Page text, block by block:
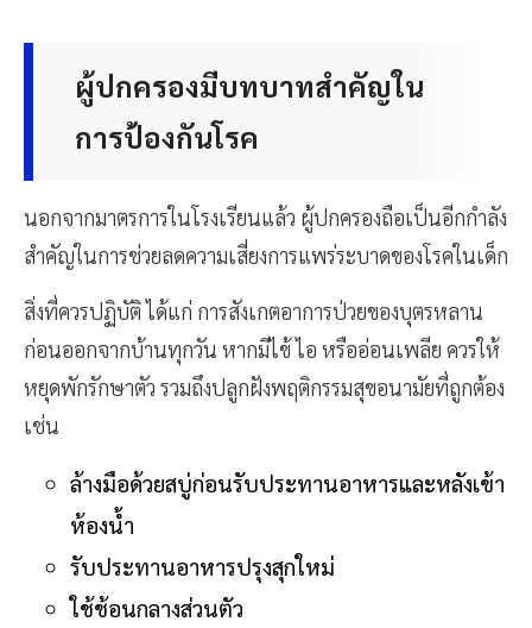
ผู้ปกครองมีบทบาทสำคัญใน
การป้องกันโรค
นอกจากมาตรการในโรงเรียนแล้ว ผู้ปกครองถือเป็นอีกกำลัง
สำคัญในการช่วยลดความเสี่ยงการแพร่ระบาดของโรคในเด็ก
สิ่งที่ควรปฏิบัติ ได้แก่ การสังเกตอาการป่วยของบุตรหลาน
ก่อนออกจากบ้านทุกวัน หากมีไข้ ไอ หรืออ่อนเพลีย ควรให้
หยุดพักรักษาตัว รวมถึงปลูกฝังพฤติกรรมสุขอนามัยที่ถูกต้อง
เช่น
ล้างมือด้วยสบู่ก่อนรับประทานอาหารและหลังเข้า
ห้องน้ำ
รับประทานอาหารปรุงสุกใหม่
ใช้ช้อนกลางส่วนตัว